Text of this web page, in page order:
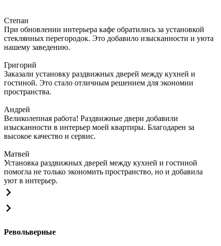
Степан
При обновлении интерьера кафе обратились за установкой
стеклянных перегородок. Это добавило изысканности и уюта
нашему заведению.
Григорий
Заказали установку раздвижных дверей между кухней и
гостиной. Это стало отличным решением для экономии
пространства.
Андрей
Великолепная работа! Раздвижные двери добавили
изысканности в интерьер моей квартиры. Благодарен за
высокое качество и сервис.
Матвей
Установка раздвижных дверей между кухней и гостиной
помогла не только экономить пространство, но и добавила
уют в интерьер.
Револьверные